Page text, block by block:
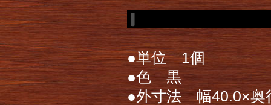
●単位 1個
●色 黒
●外寸法 幅40.0×奥